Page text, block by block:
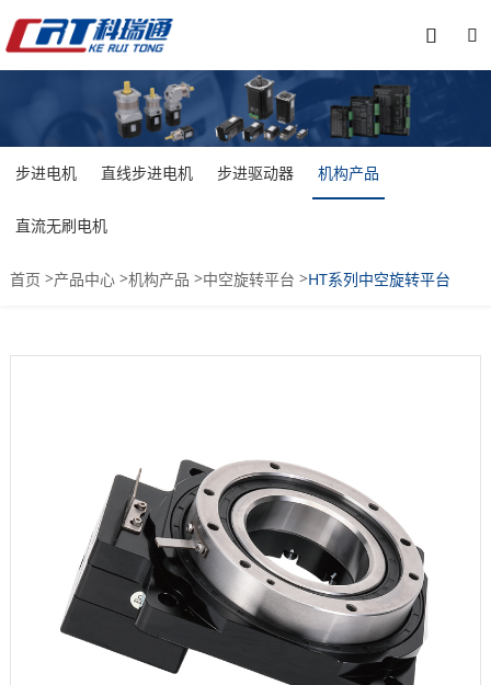


步进电机 直线步进电机 步进驱动器 机构产品
直流无刷电机
首页 >产品中心>机构产品 >中空旋转平台 >HT系列中空旋转平台